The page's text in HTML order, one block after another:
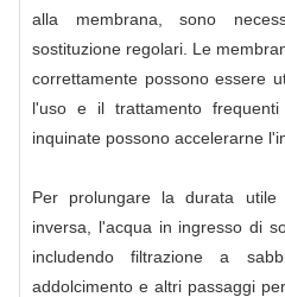
alla membrana, sono
sostituzione regolari. Le
correttamente possono essere
l'uso e il trattamento
inquinate possono accelerarne
Per prolungare la durata
inversa, l'acqua in ingresso di
includendo filtrazione a
addolcimento e altri passaggi